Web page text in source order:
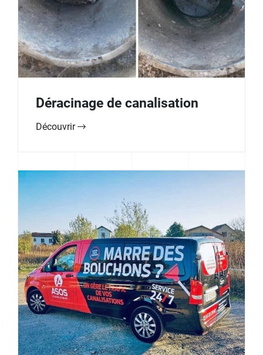
Déracinage de canalisation
Découvrir